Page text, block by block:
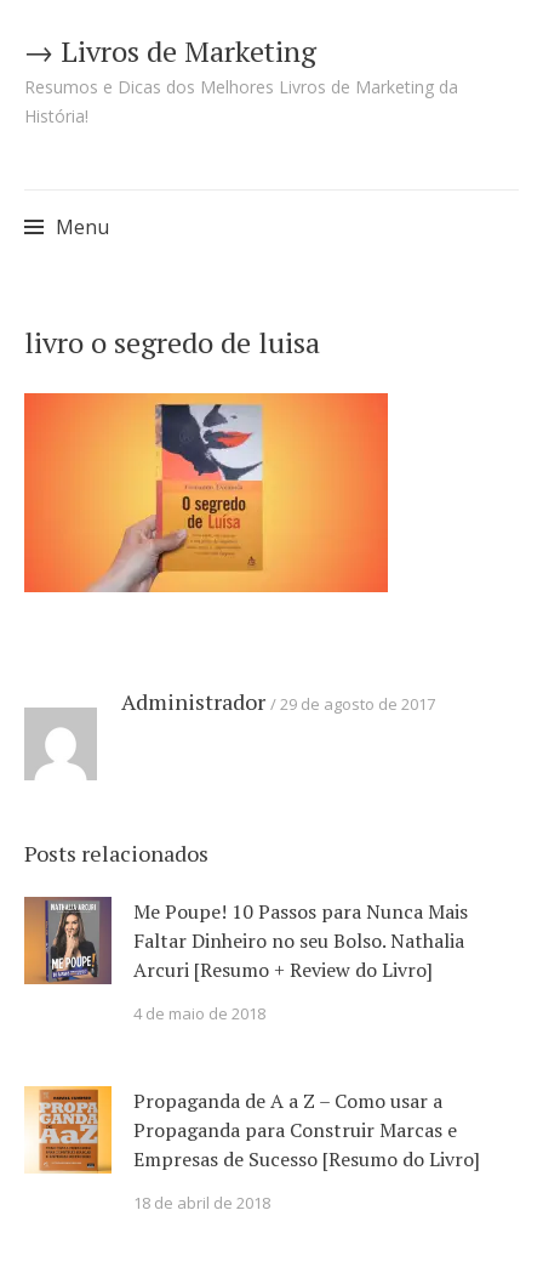
→ Livros de Marketing
Resumos e Dicas dos Melhores Livros de Marketing da
História!
Menu
para
o
livro o segredo de luisa
Administrador 29 de agosto de 2017
Posts relacionados
Me Poupe! 10 Passos para Nunca Mais
Faltar Dinheiro no seu Bolso. Nathalia
Arcuri [Resumo + Review do Livro]
4 de maio de 2018
Propaganda de A a Z – Como usar a
Propaganda para Construir Marcas e
Empresas de Sucesso [Resumo do Livro]
18 de abril de 2018